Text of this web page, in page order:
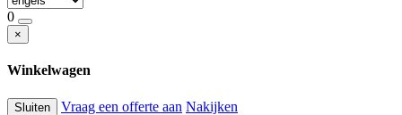
0
×
Winkelwagen
Sluiten Vraag een offerte aan Nakijken